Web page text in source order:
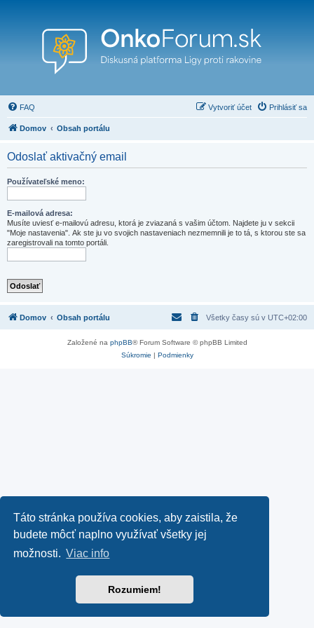
Táto stránka používa cookies, aby zaistila, že
budete môcť naplno využívať všetky jej
možnosti. Viac info
Rozumiem!
FAQ Prihlásiť sa
Vytvoriť účet
Domov Obsah portálu
Odoslať aktivačný email
Používateľské meno:
E-mailová adresa:
Musíte uviesť e-mailovú adresu, ktorá je zviazaná s vašim účtom. Najdete ju v sekcii
"Moje nastavenia". Ak ste ju vo svojich nastaveniach nezmemnili je to tá, s ktorou ste sa
zaregistrovali na tomto portáli.
Domov Obsah portálu Všetky časy sú v UTC+02:00
Založené na phpBB® Forum Software © phpBB Limited
Súkromie | Podmienky